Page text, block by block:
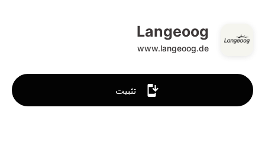
Langeoog
www.langeoog.de
تثبيت